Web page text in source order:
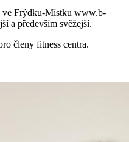
ve Frýdku-Místku www.b-
a především svěžejší.
členy fitness centra.